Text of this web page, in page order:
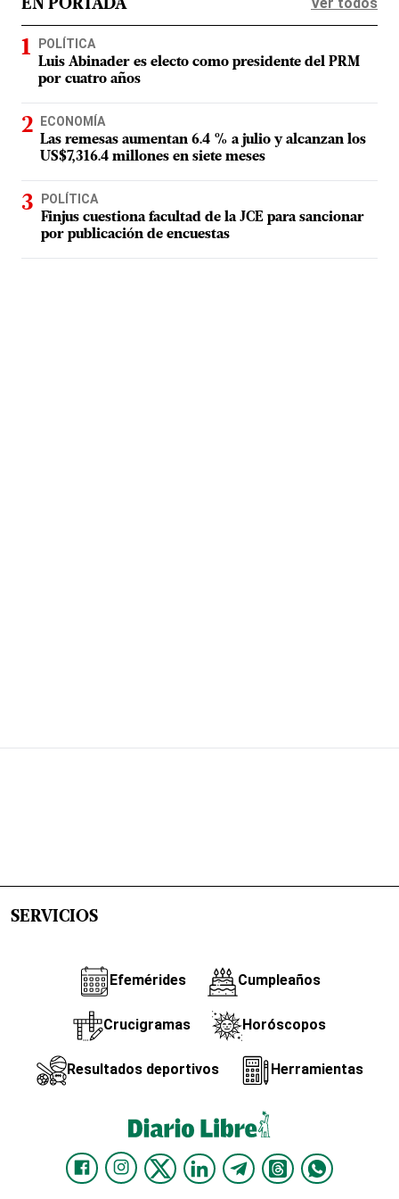
EN PORTADA
POLÍTICA
Luis Abinader es electo como presidente del PRM
por cuatro años
ECONOMÍA
Las remesas aumentan 6.4 % a julio y alcanzan los
US$7,316.4 millones en siete meses
POLÍTICA
Finjus cuestiona facultad de la JCE para sancionar
por publicación de encuestas
SERVICIOS
Efemérides Cumpleaños
Crucigramas Horóscopos
Resultados deportivos Herramientas